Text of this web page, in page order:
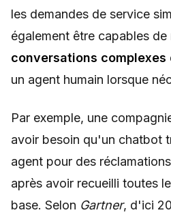
les demandes de service
également être capables
conversations complexes
un agent humain lorsque
Par exemple, une
avoir besoin qu'un chatbot
agent pour des
après avoir recueilli toutes
base. Selon Gartner, d'ici